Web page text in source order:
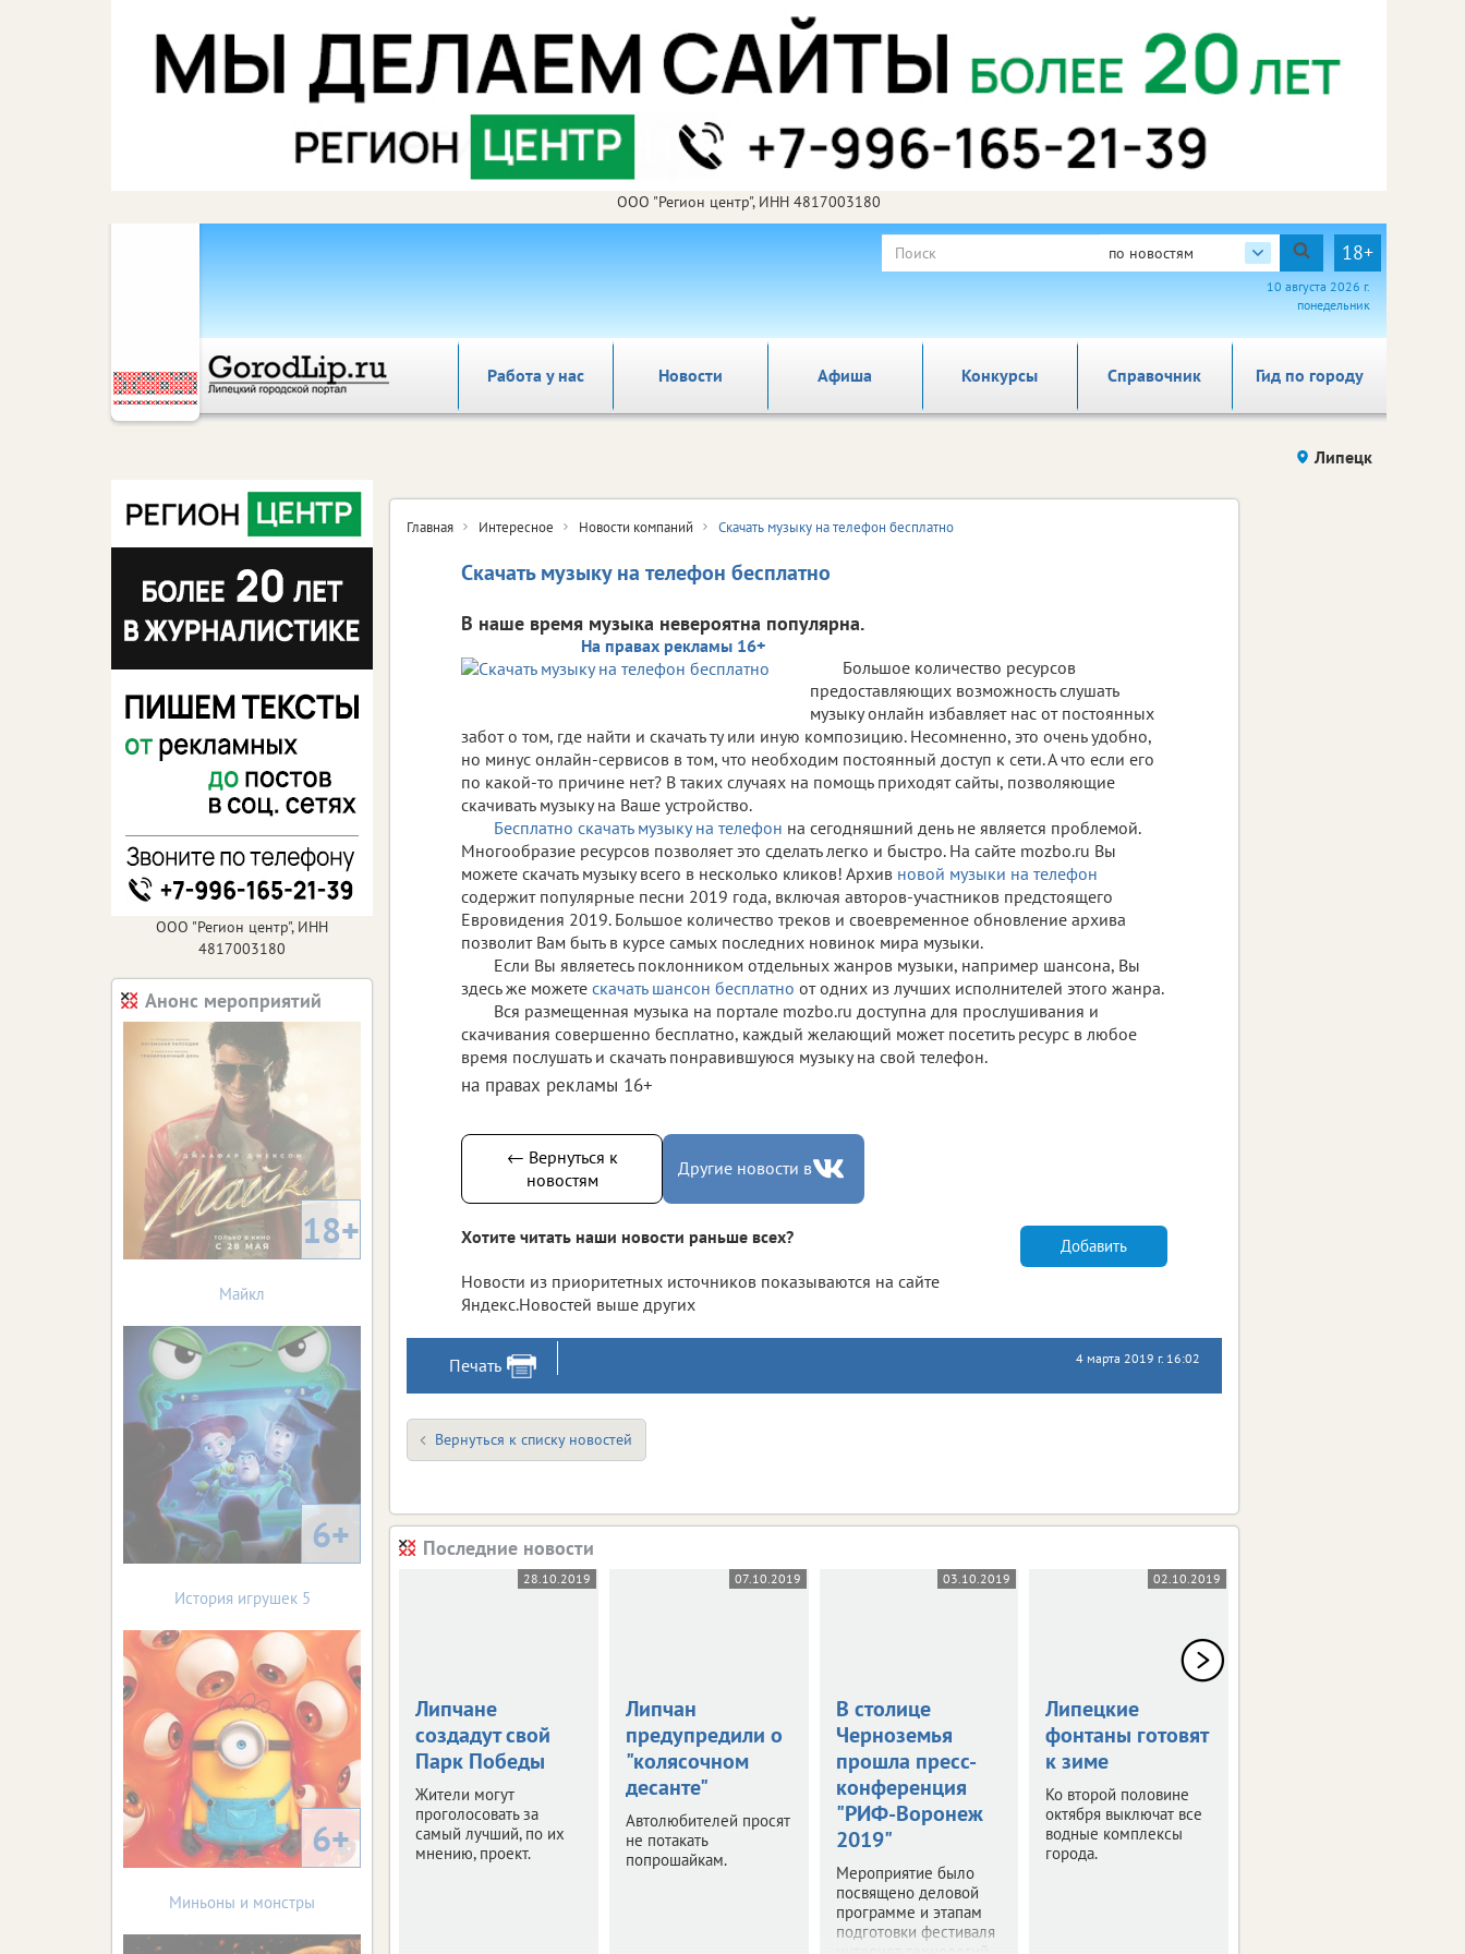
ООО "Регион центр", ИНН 4817003180
по новостям 18+
10 августа 2026 г.
понедельник
Работа у нас Новости Афиша Справочник Гид по городу
Конкурсы
Липецк
Главная Интересное Новости компаний Скачать музыку на телефон бесплатно
Скачать музыку на телефон бесплатно
В наше время музыка невероятна популярна.
На правах рекламы 16+
Большое количество ресурсов
предоставляющих возможность слушать
музыку онлайн избавляет нас от постоянных
забот о том, где найти и скачать ту или иную композицию. Несомненно, это очень удобно,
но минус онлайн-сервисов в том, что необходим постоянный доступ к сети. А что если его
по какой-то причине нет? В таких случаях на помощь приходят сайты, позволяющие
скачивать музыку на Ваше устройство.
Бесплатно скачать музыку на телефон на сегодняшний день не является проблемой.
Многообразие ресурсов позволяет это сделать легко и быстро. На сайте mozbo.ru Вы
можете скачать музыку всего в несколько кликов! Архив новой музыки на телефон
содержит популярные песни 2019 года, включая авторов-участников предстоящего
Евровидения 2019. Большое количество треков и своевременное обновление архива
позволит Вам быть в курсе самых последних новинок мира музыки.
Если Вы являетесь поклонником отдельных жанров музыки, например шансона, Вы
здесь же можете скачать шансон бесплатно от одних из лучших исполнителей этого жанра.
Вся размещенная музыка на портале mozbo.ru доступна для прослушивания и
скачивания совершенно бесплатно, каждый желающий может посетить ресурс в любое
время послушать и скачать понравившуюся музыку на свой телефон.
на правах рекламы 16+
← Вернуться к
новостям
Другие новости в
Хотите читать наши новости раньше всех?
Новости из приоритетных источников показываются на сайте
Яндекс.Новостей выше других
Добавить
Печать 4 марта 2019 г. 16:02
Вернуться к списку новостей
Последние новости
28.10.2019
Липчане
создадут свой
Парк Победы
Жители могут
проголосовать за
самый лучший, по их
мнению, проект.
07.10.2019
Липчан
предупредили о
"колясочном
десанте"
Автолюбителей просят
не потакать
попрошайкам.
03.10.2019
В столице
Черноземья
прошла пресс-
конференция
"РИФ-Воронеж
2019"
Мероприятие было
посвящено деловой
программе и этапам
подготовки фестиваля
02.10.2019
Липецкие
фонтаны готовят
к зиме
Ко второй половине
октября выключат все
водные комплексы
города.
ООО "Регион центр", ИНН
4817003180
Анонс мероприятий
18+
Майкл
6+
История игрушек 5
6+
Миньоны и монстры